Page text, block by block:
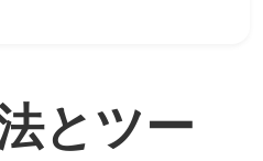
とツー